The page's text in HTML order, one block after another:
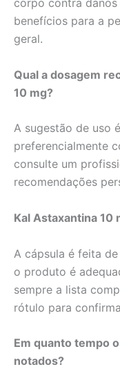
corpo contra
benefícios para a
geral.
Qual a dosagem
10 mg?
A sugestão de uso
preferencialmente
consulte um
recomendações
Kal Astaxantina 10
A cápsula é feita
o produto é
sempre a lista
rótulo para
Em quanto tempo
notados?